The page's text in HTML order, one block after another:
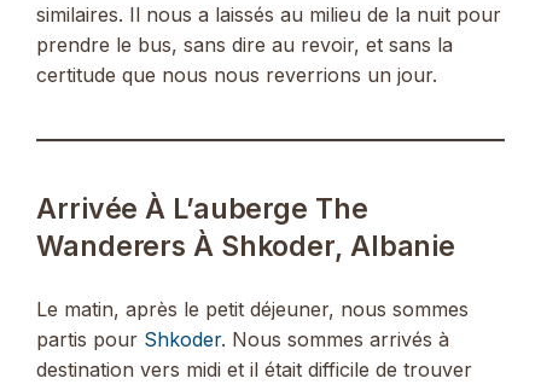
similaires. Il nous a laissés au milieu de la nuit pour
prendre le bus, sans dire au revoir, et sans la
certitude que nous nous reverrions un jour.
Arrivée À L’auberge The
Wanderers À Shkoder, Albanie
Le matin, après le petit déjeuner, nous sommes
partis pour Shkoder. Nous sommes arrivés à
destination vers midi et il était difficile de trouver